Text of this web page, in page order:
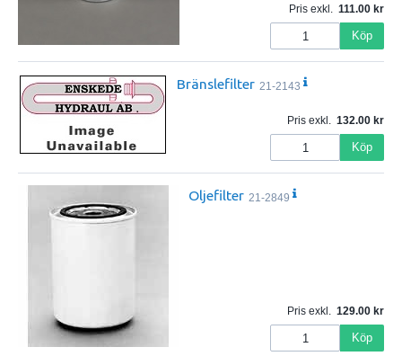
Pris exkl. 111.00
Köp
Bränslefilter 21-2143
Pris exkl. 132.00
Köp
Oljefilter 21-2849
Pris exkl. 129.00
Köp